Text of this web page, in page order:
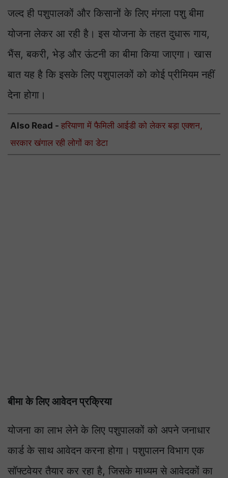
जल्द ही पशुपालकों और किसानों के लिए मंगला पशु बीमा
योजना लेकर आ रही है। इस योजना के तहत दुधारू गाय,
भैंस, बकरी, भेड़ और ऊंटनी का बीमा किया जाएगा। खास
बात यह है कि इसके लिए पशुपालकों को कोई प्रीमियम नहीं
देना होगा।
Also Read - हरियाणा में फैमिली आईडी को लेकर बड़ा एक्शन,
सरकार खंगाल रही लोगों का डेटा
बीमा के लिए आवेदन प्रक्रिया
योजना का लाभ लेने के लिए पशुपालकों को अपने जनाधार
कार्ड के साथ आवेदन करना होगा। पशुपालन विभाग एक
सॉफ्टवेयर तैयार कर रहा है, जिसके माध्यम से आवेदकों का